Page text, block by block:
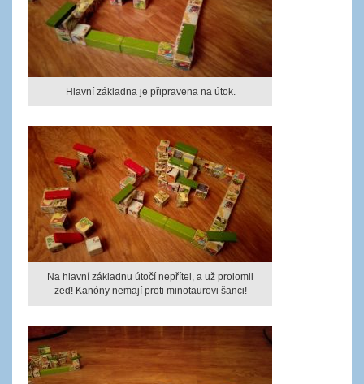
Hlavní základna je připravena na útok.
Na hlavní základnu útočí nepřítel, a už prolomil
zeď! Kanóny nemají proti minotaurovi šanci!